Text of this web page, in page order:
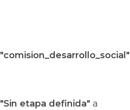
"comision_desarrollo_social"
"Sin etapa definida" a